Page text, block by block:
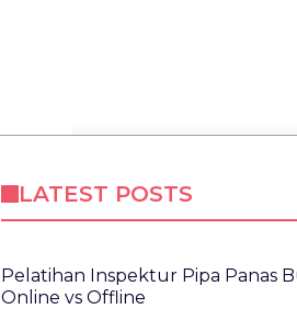
LATEST POSTS
Pelatihan Inspektur Pipa Panas
Online vs Offline